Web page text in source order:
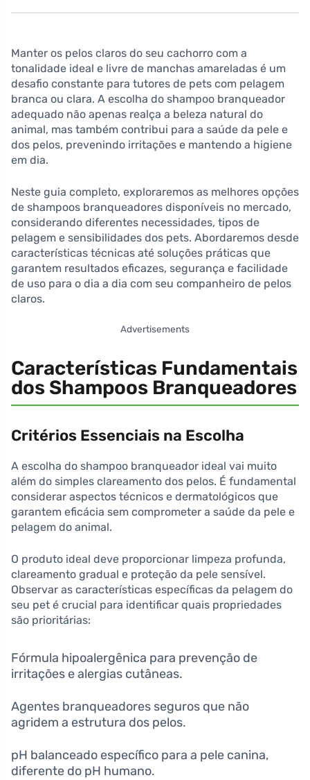
Manter os pelos claros do seu cachorro com a
tonalidade ideal e livre de manchas amareladas é um
desafio constante para tutores de pets com pelagem
branca ou clara. A escolha do shampoo branqueador
adequado não apenas realça a beleza natural do
animal, mas também contribui para a saúde da pele e
dos pelos, prevenindo irritações e mantendo a higiene
em dia.
Neste guia completo, exploraremos as melhores opções
de shampoos branqueadores disponíveis no mercado,
considerando diferentes necessidades, tipos de
pelagem e sensibilidades dos pets. Abordaremos desde
características técnicas até soluções práticas que
garantem resultados eficazes, segurança e facilidade
de uso para o dia a dia com seu companheiro de pelos
claros.
Advertisements
Características Fundamentais
dos Shampoos Branqueadores
Critérios Essenciais na Escolha
A escolha do shampoo branqueador ideal vai muito
além do simples clareamento dos pelos. É fundamental
considerar aspectos técnicos e dermatológicos que
garantem eficácia sem comprometer a saúde da pele e
pelagem do animal.
O produto ideal deve proporcionar limpeza profunda,
clareamento gradual e proteção da pele sensível.
Observar as características específicas da pelagem do
seu pet é crucial para identificar quais propriedades
são prioritárias:
Fórmula hipoalergênica para prevenção de
irritações e alergias cutâneas.
Agentes branqueadores seguros que não
agridem a estrutura dos pelos.
pH balanceado específico para a pele canina,
diferente do pH humano.